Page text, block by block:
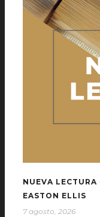
NUEVA LECTURA
EASTON ELLIS
7 agosto, 2026